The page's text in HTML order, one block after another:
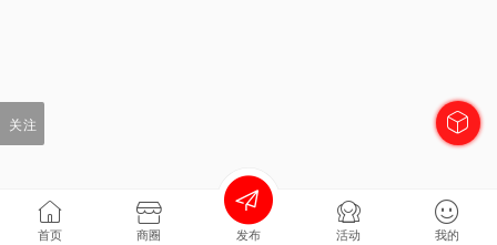
首页 商圈 发布 活动 我的
关注